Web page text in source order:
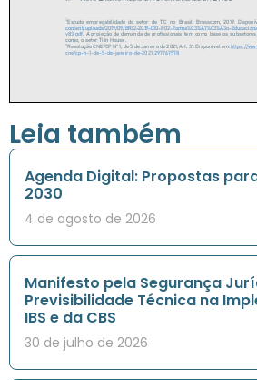
Leia também
Agenda Digital: Propostas
2030
4 de agosto de 2026
Manifesto pela Segurança
Previsibilidade Técnica na
IBS e da CBS
30 de julho de 2026